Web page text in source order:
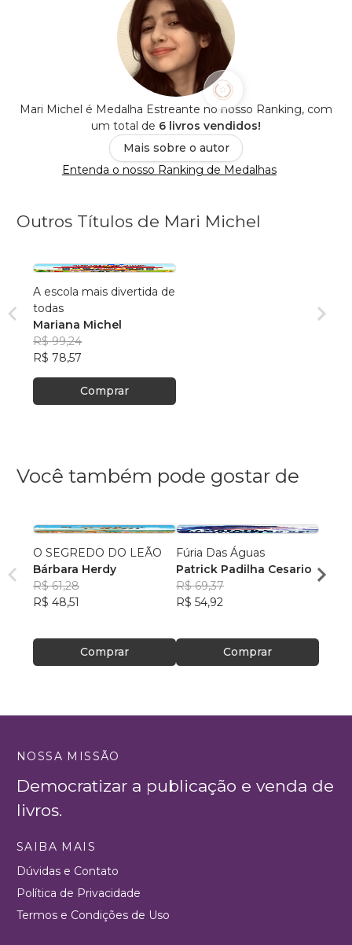
Mari Michel é Medalha Estreante no nosso Ranking, com
um total de 6 livros vendidos!
Mais sobre o autor
Entenda o nosso Ranking de Medalhas
Outros Títulos de Mari Michel
A escola mais divertida de
todas
Mariana Michel
R$ 99,24
R$ 78,57
Comprar
Você também pode gostar de
O SEGREDO DO LEÃO
Bárbara Herdy
R$ 61,28
R$ 48,51
Comprar
Fúria Das Águas
Patrick Padilha Cesario
R$ 69,37
R$ 54,92
Comprar
NOSSA MISSÃO
Democratizar a publicação e venda de
livros.
SAIBA MAIS
Dúvidas e Contato
Política de Privacidade
Termos e Condições de Uso